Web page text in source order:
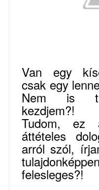
Van egy
csak egy
Nem is
kezdjem?!
Tudom, ez
áttételes
arról szól,
felesleges?!